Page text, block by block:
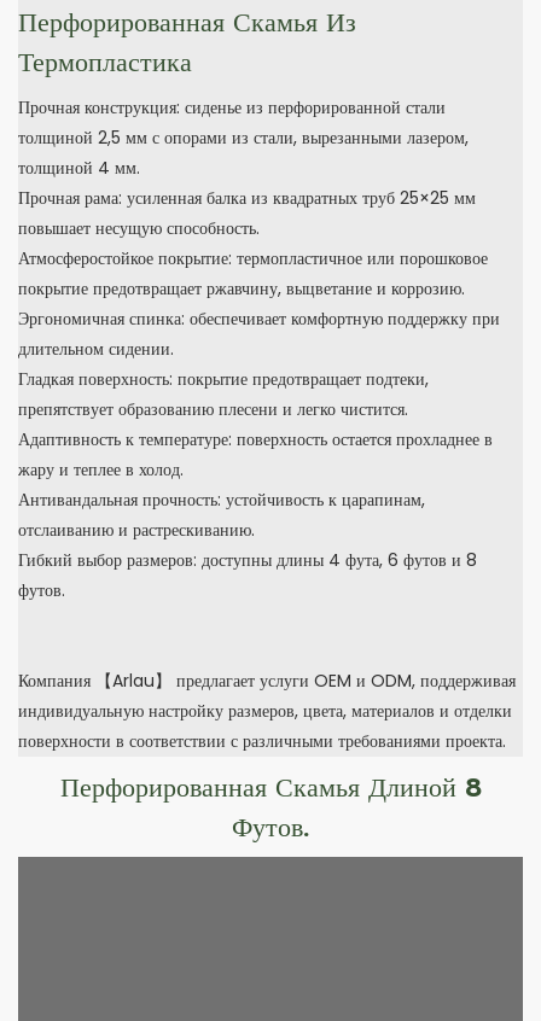
Перфорированная Скамья Из
Термопластика
Прочная конструкция: сиденье из перфорированной стали
толщиной 2,5 мм с опорами из стали, вырезанными лазером,
толщиной 4 мм.
Прочная рама: усиленная балка из квадратных труб 25×25 мм
повышает несущую способность.
Атмосферостойкое покрытие: термопластичное или порошковое
покрытие предотвращает ржавчину, выцветание и коррозию.
Эргономичная спинка: обеспечивает комфортную поддержку при
длительном сидении.
Гладкая поверхность: покрытие предотвращает подтеки,
препятствует образованию плесени и легко чистится.
Адаптивность к температуре: поверхность остается прохладнее в
жару и теплее в холод.
Антивандальная прочность: устойчивость к царапинам,
отслаиванию и растрескиванию.
Гибкий выбор размеров: доступны длины 4 фута, 6 футов и 8
футов.
Компания 【Arlau】 предлагает услуги OEM и ODM, поддерживая
индивидуальную настройку размеров, цвета, материалов и отделки
поверхности в соответствии с различными требованиями проекта.
Перфорированная Скамья Длиной 8
Футов.